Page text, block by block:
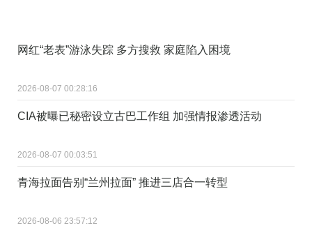
网红“老表”游泳失踪 多方搜救 家庭陷入困境
2026-08-07 00:28:16
CIA被曝已秘密设立古巴工作组 加强情报渗透活动
2026-08-07 00:03:51
青海拉面告别“兰州拉面” 推进三店合一转型
2026-08-06 23:57:12